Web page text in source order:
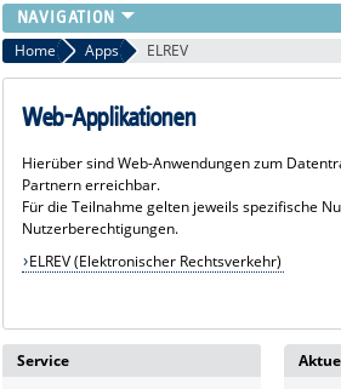
LEISTUNGSANGEBOT
SERVICE
STRUKTUR
Home Apps ELREV
Web-Applikationen
Hierüber sind Web-Anwendungen zum
Partnern erreichbar.
Für die Teilnahme gelten jeweils spezifische
Nutzerberechtigungen.
ELREV (Elektronischer Rechtsverkehr)
Service